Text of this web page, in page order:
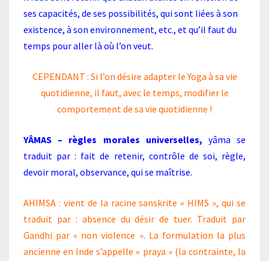
DU
YOGA
ses capacités, de ses possibilités, qui sont liées à son
existence, à son environnement, etc., et qu’il faut du
temps pour aller là où l’on veut.
CEPENDANT : Si l’on désire adapter le Yoga à sa vie
quotidienne, il faut, avec le temps, modifier le
comportement de sa vie quotidienne !
YÂMAS – règles morales universelles, yâma se
traduit par : fait de retenir, contrôle de soi, règle,
devoir moral, observance, qui se maîtrise.
AHIMSA : vient de la racine sanskrite « HIMS », qui se
traduit par : absence du désir de tuer. Traduit par
Gandhi par « non violence ». La formulation la plus
ancienne en Inde s’appelle « praya » (la contrainte, la